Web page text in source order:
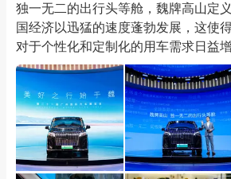
独一无二的出行头等舱，魏牌高山定
国经济以迅猛的速度蓬勃发展，这使
对于个性化和定制化的用车需求日益增